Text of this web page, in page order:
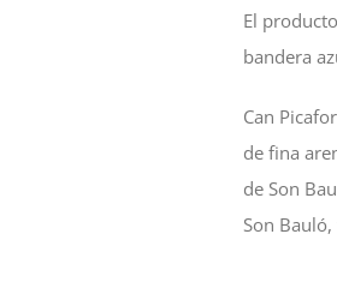
El
bandera
Can
de fina
de Son
Son